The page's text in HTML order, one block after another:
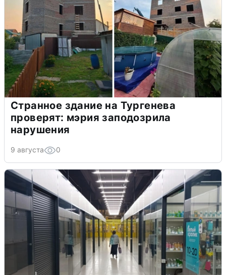
Странное здание на Тургенева
проверят: мэрия заподозрила
нарушения
9 августа 0